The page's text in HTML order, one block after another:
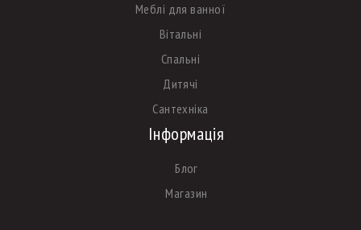
Меблі для ванної
Вітальні
Спальні
Дитячі
Сантехніка
Інформація
Блог
Магазин